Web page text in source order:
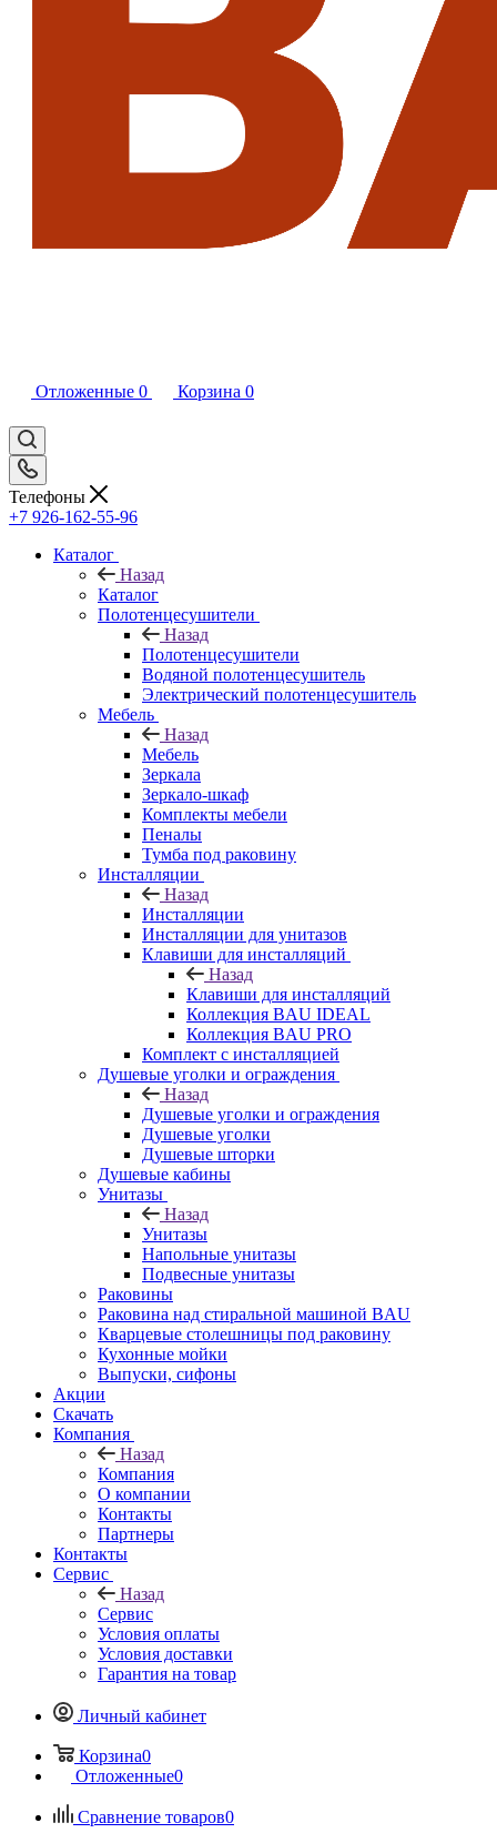
Отложенные 0 Корзина 0
Телефоны
+7 926-162-55-96
Каталог
Назад
Каталог
Полотенцесушители
Назад
Полотенцесушители
Водяной полотенцесушитель
Электрический полотенцесушитель
Мебель
Назад
Мебель
Зеркала
Зеркало-шкаф
Комплекты мебели
Пеналы
Тумба под раковину
Инсталляции
Назад
Инсталляции
Инсталляции для унитазов
Клавиши для инсталляций
Назад
Клавиши для инсталляций
Коллекция BAU IDEAL
Коллекция BAU PRO
Комплект с инсталляцией
Душевые уголки и ограждения
Назад
Душевые уголки и ограждения
Душевые уголки
Душевые шторки
Душевые кабины
Унитазы
Назад
Унитазы
Напольные унитазы
Подвесные унитазы
Раковины
Раковина над стиральной машиной BAU
Кварцевые столешницы под раковину
Кухонные мойки
Выпуски, сифоны
Акции
Скачать
Компания
Назад
Компания
О компании
Контакты
Партнеры
Контакты
Сервис
Назад
Сервис
Условия оплаты
Условия доставки
Гарантия на товар
Личный кабинет
Корзина0
Отложенные0
Сравнение товаров0